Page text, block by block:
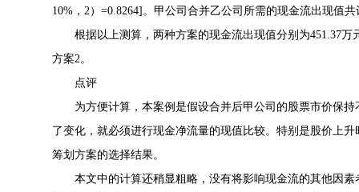
10%，2）=0.8264]。甲公司合并乙公司所需的现金流出现值共
根据以上测算，两种方案的现金流出现值分别为451.37万
方案2。
点评
为方便计算，本案例是假设合并后甲公司的股票市价保持
了变化，就必须进行现金净流量的现值比较。特别是股价上
筹划方案的选择结果。
本文中的计算还稍显粗略，没有将影响现金流的其他因素